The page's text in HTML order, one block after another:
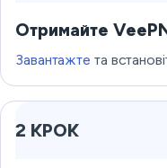
Отримайте
Завантажте та
2 КРОК